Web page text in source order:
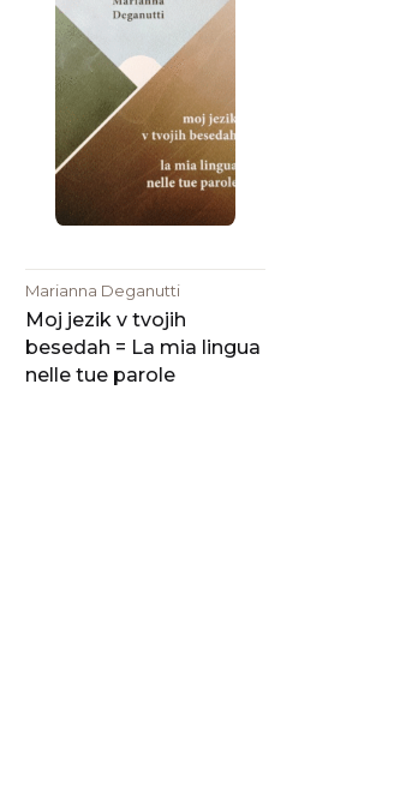
Marianna Deganutti
Moj jezik v tvojih
besedah = La mia lingua
nelle tue parole